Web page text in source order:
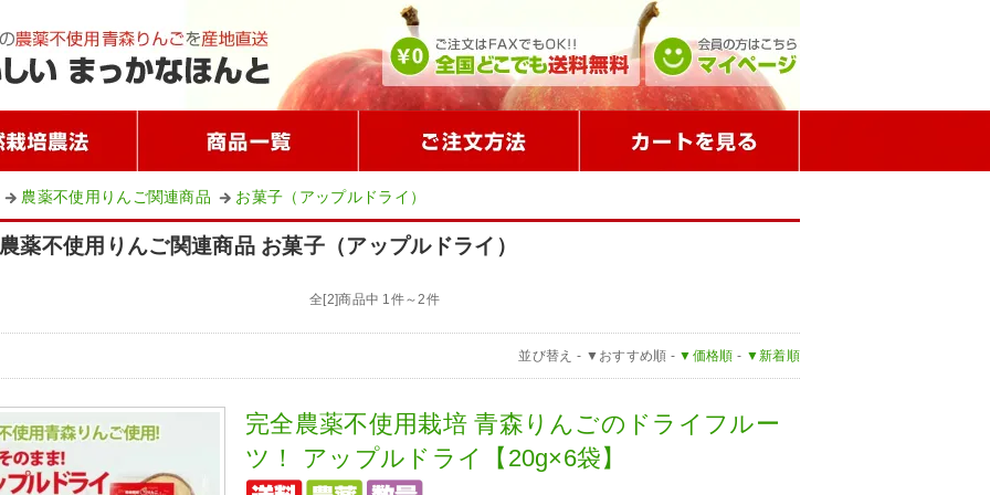
農薬不使用りんご関連商品 お菓子（アップルドライ）
農薬不使用りんご関連商品 お菓子（アップルドライ）
全[2]商品中 1件～2件
並び替え - ▼おすすめ順 - ▼価格順 - ▼新着順
完全農薬不使用栽培 青森りんごのドライフルー
ツ！ アップルドライ【20g×6袋】